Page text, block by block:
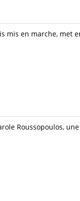
mis en marche, met
Roussopoulos, une